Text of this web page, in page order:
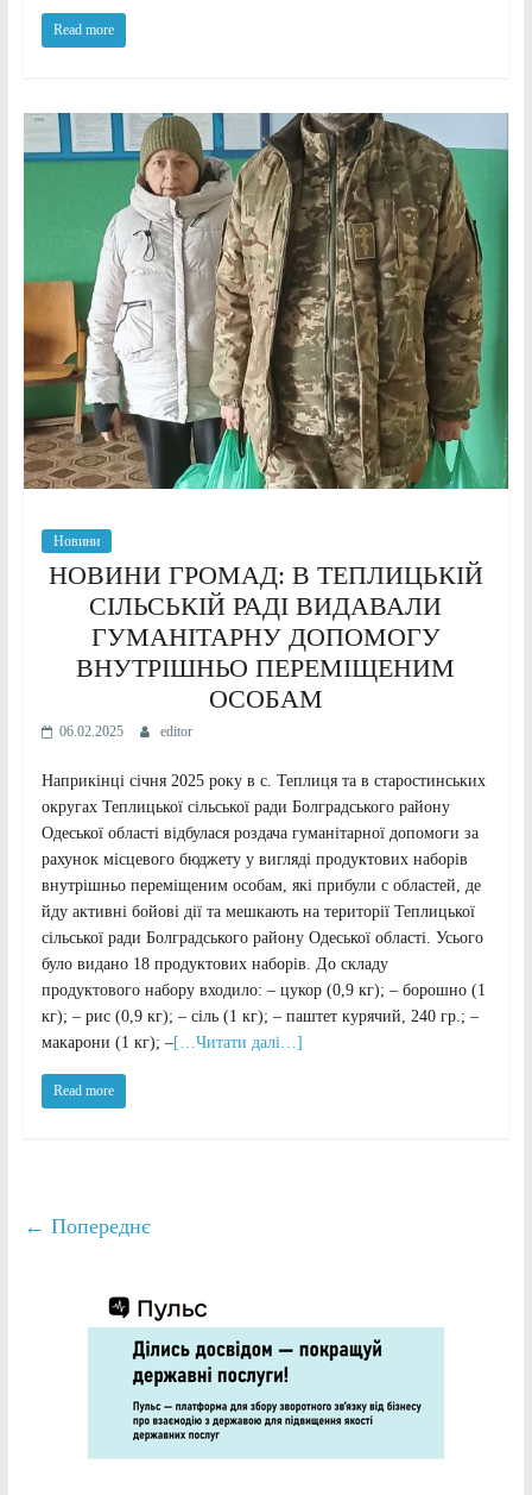
Read more
Новини
НОВИНИ ГРОМАД: В ТЕПЛИЦЬКІЙ
СІЛЬСЬКІЙ РАДІ ВИДАВАЛИ
ГУМАНІТАРНУ ДОПОМОГУ
ВНУТРІШНЬО ПЕРЕМІЩЕНИМ
ОСОБАМ
06.02.2025 editor
Наприкінці січня 2025 року в с. Теплиця та в старостинських
округах Теплицької сільської ради Болградського району
Одеської області відбулася роздача гуманітарної допомоги за
рахунок місцевого бюджету у вигляді продуктових наборів
внутрішньо переміщеним особам, які прибули с областей, де
йду активні бойові дії та мешкають на території Теплицької
сільської ради Болградського району Одеської області. Усього
було видано 18 продуктових наборів. До складу
продуктового набору входило: – цукор (0,9 кг); – борошно (1
кг); – рис (0,9 кг); – сіль (1 кг); – паштет курячий, 240 гр.; –
макарони (1 кг); –[…Читати далі…]
Read more
← Попереднє